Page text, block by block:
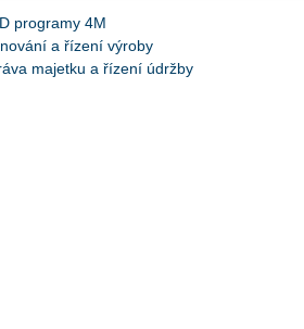
programy 4M
a řízení výroby
majetku a řízení údržby